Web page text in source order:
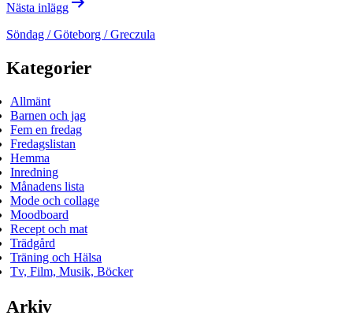
Nästa inlägg
Söndag / Göteborg / Greczula
Kategorier
Allmänt
Barnen och jag
Fem en fredag
Fredagslistan
Hemma
Inredning
Månadens lista
Mode och collage
Moodboard
Recept och mat
Trädgård
Träning och Hälsa
Tv, Film, Musik, Böcker
Arkiv